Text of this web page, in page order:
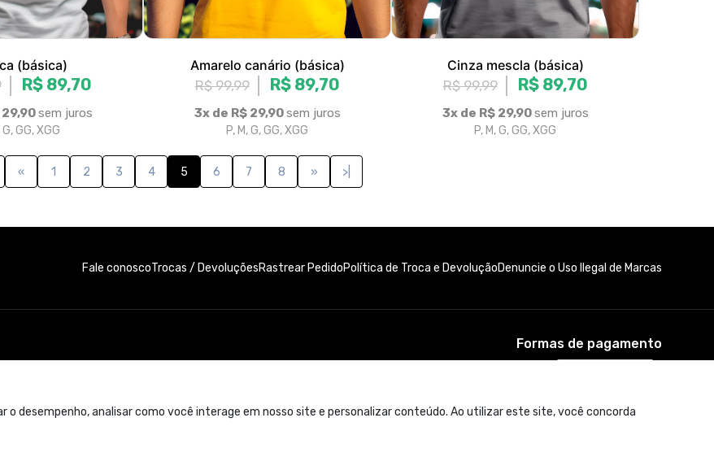
desempenho, analisar como você interage em nosso site e personalizar conteúdo. Ao utilizar este site, você concorda
Fale conosco Trocas / Devoluções Rastrear Pedido Política de Troca e Devolução Denuncie o Uso Ilegal de Marcas
11 99300-4822